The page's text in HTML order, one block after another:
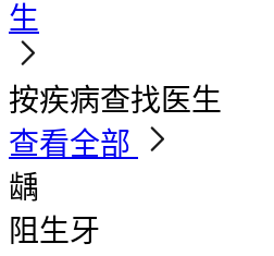
生
按疾病查找医生
查看全部
龋
阻生牙